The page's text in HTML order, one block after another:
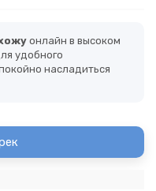
онлайн в высоком
удобного
насладиться